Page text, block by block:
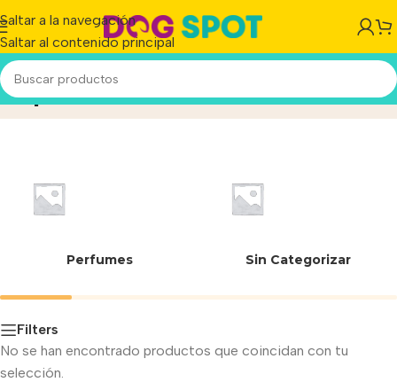
Saltar a la navegación
Saltar al contenido principal
Operación manualInicio/
Perfumes Sin Categorizar
Filters
No se han encontrado productos que coincidan con tu
selección.